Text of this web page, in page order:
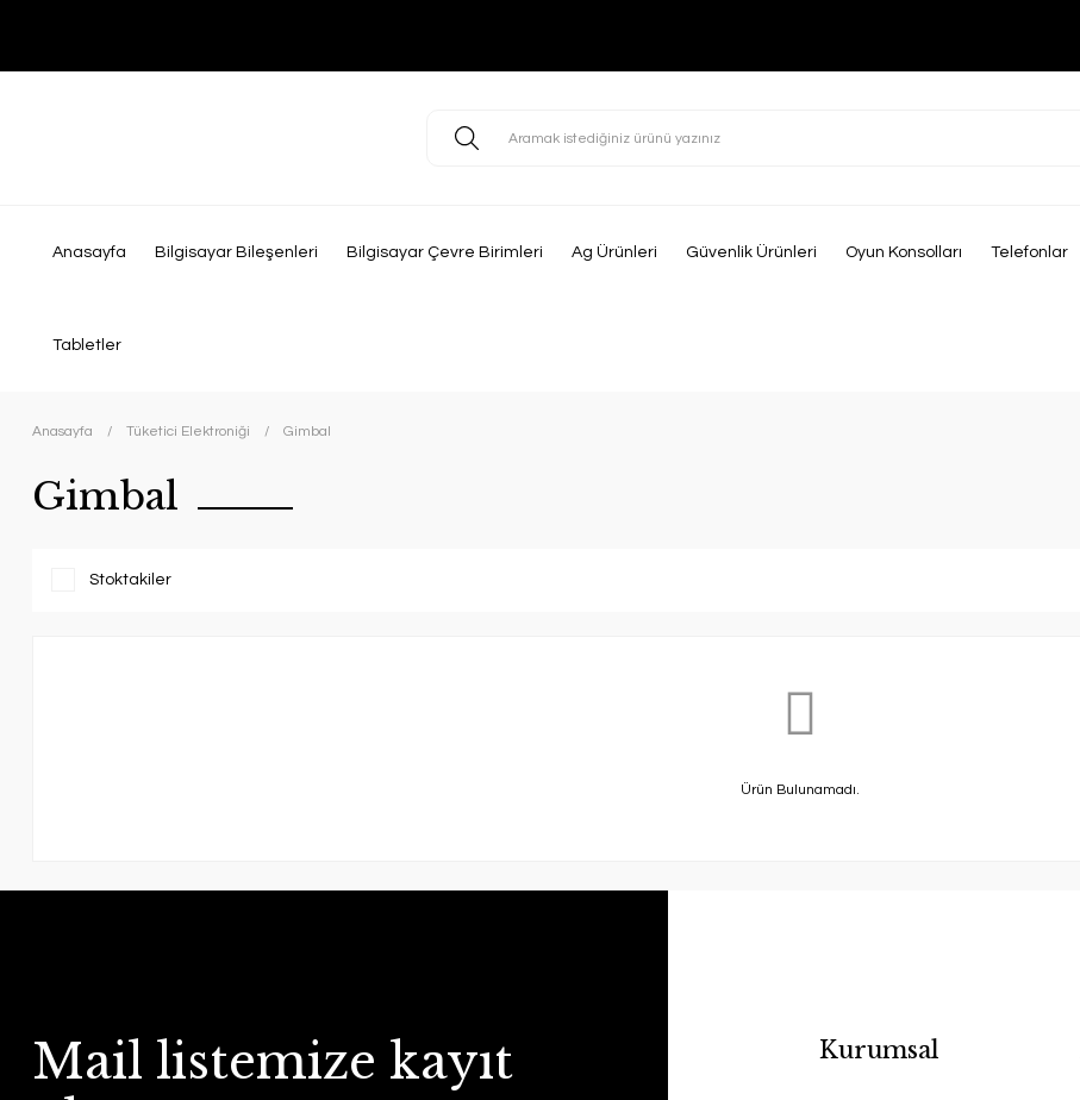
Anasayfa Bilgisayar Bileşenleri Bilgisayar Çevre Birimleri Ag Ürünleri Güvenlik Ürünleri Oyun Konsolları Telefonlar
Tabletler
Anasayfa Tüketici Elektroniği Gimbal
Gimbal
Stoktakiler
Ürün Bulunamadı.
Mail listemize kayıt
Kurumsal